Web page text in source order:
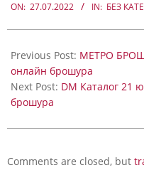
07-
ON: 27.07.2022 IN: БЕЗ
Previous Post: МЕТРО
онлайн брошура
Next Post: DM Каталог 21
брошура
Comments are closed, but